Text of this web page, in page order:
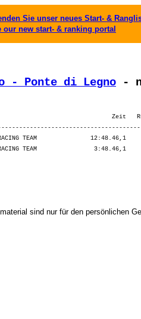
Sie unser neues Start- &
our new start- & ranking portal
- Ponte di Legno -
Zeit
TEAM               12:48.46,1
sind nur für den persönlichen